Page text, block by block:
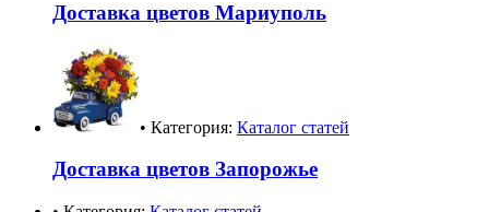
Доставка цветов Мариуполь
• Категория: Каталог статей
Доставка цветов Запорожье